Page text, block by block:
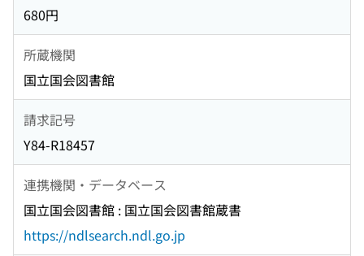
680円
所蔵機関
国立国会図書館
請求記号
Y84-R18457
連携機関・データベース
国立国会図書館 : 国立国会図書館蔵書
https://ndlsearch.ndl.go.jp